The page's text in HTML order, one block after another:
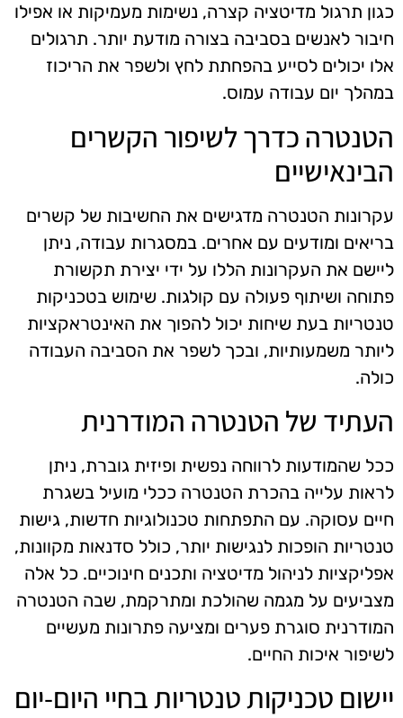
כגון תרגול מדיטציה קצרה, נשימות מעמיקות או אפילו
חיבור לאנשים בסביבה בצורה מודעת יותר. תרגולים
אלו יכולים לסייע בהפחתת לחץ ולשפר את הריכוז
במהלך יום עבודה עמוס.
הטנטרה כדרך לשיפור הקשרים
הבינאישיים
עקרונות הטנטרה מדגישים את החשיבות של קשרים
בריאים ומודעים עם אחרים. במסגרות עבודה, ניתן
ליישם את העקרונות הללו על ידי יצירת תקשורת
פתוחה ושיתוף פעולה עם קולגות. שימוש בטכניקות
טנטריות בעת שיחות יכול להפוך את האינטראקציות
ליותר משמעותיות, ובכך לשפר את הסביבה העבודה
כולה.
העתיד של הטנטרה המודרנית
ככל שהמודעות לרווחה נפשית ופיזית גוברת, ניתן
לראות עלייה בהכרת הטנטרה ככלי מועיל בשגרת
חיים עסוקה. עם התפתחות טכנולוגיות חדשות, גישות
טנטריות הופכות לנגישות יותר, כולל סדנאות מקוונות,
אפליקציות לניהול מדיטציה ותכנים חינוכיים. כל אלה
מצביעים על מגמה שהולכת ומתרקמת, שבה הטנטרה
המודרנית סוגרת פערים ומציעה פתרונות מעשיים
לשיפור איכות החיים.
יישום טכניקות טנטריות בחיי היום-יום